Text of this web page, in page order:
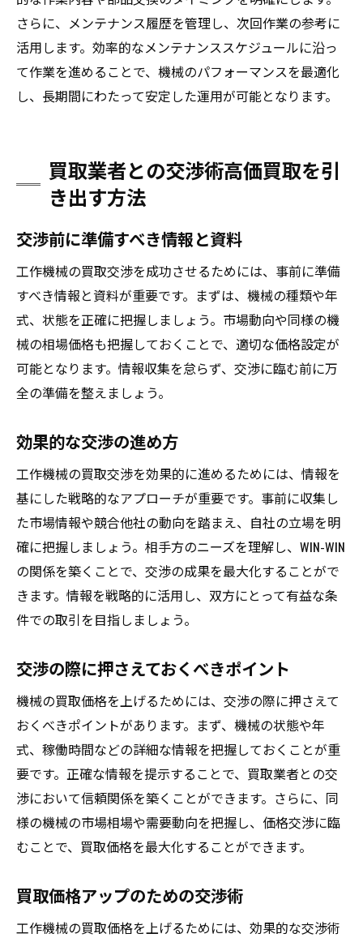
さらに、メンテナンス履歴を管理し、次回作業の参考に
活用します。効率的なメンテナンススケジュールに沿っ
て作業を進めることで、機械のパフォーマンスを最適化
し、長期間にわたって安定した運用が可能となります。
買取業者との交渉術高価買取を引
き出す方法
交渉前に準備すべき情報と資料
工作機械の買取交渉を成功させるためには、事前に準備
すべき情報と資料が重要です。まずは、機械の種類や年
式、状態を正確に把握しましょう。市場動向や同様の機
械の相場価格も把握しておくことで、適切な価格設定が
可能となります。情報収集を怠らず、交渉に臨む前に万
全の準備を整えましょう。
効果的な交渉の進め方
工作機械の買取交渉を効果的に進めるためには、情報を
基にした戦略的なアプローチが重要です。事前に収集し
た市場情報や競合他社の動向を踏まえ、自社の立場を明
確に把握しましょう。相手方のニーズを理解し、WIN-WIN
の関係を築くことで、交渉の成果を最大化することがで
きます。情報を戦略的に活用し、双方にとって有益な条
件での取引を目指しましょう。
交渉の際に押さえておくべきポイント
機械の買取価格を上げるためには、交渉の際に押さえて
おくべきポイントがあります。まず、機械の状態や年
式、稼働時間などの詳細な情報を把握しておくことが重
要です。正確な情報を提示することで、買取業者との交
渉において信頼関係を築くことができます。さらに、同
様の機械の市場相場や需要動向を把握し、価格交渉に臨
むことで、買取価格を最大化することができます。
買取価格アップのための交渉術
工作機械の買取価格を上げるためには、効果的な交渉術